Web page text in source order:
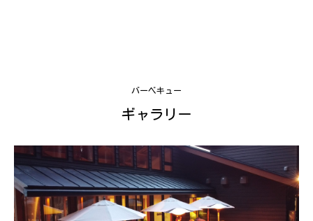
バーベキュー
ギャラリー